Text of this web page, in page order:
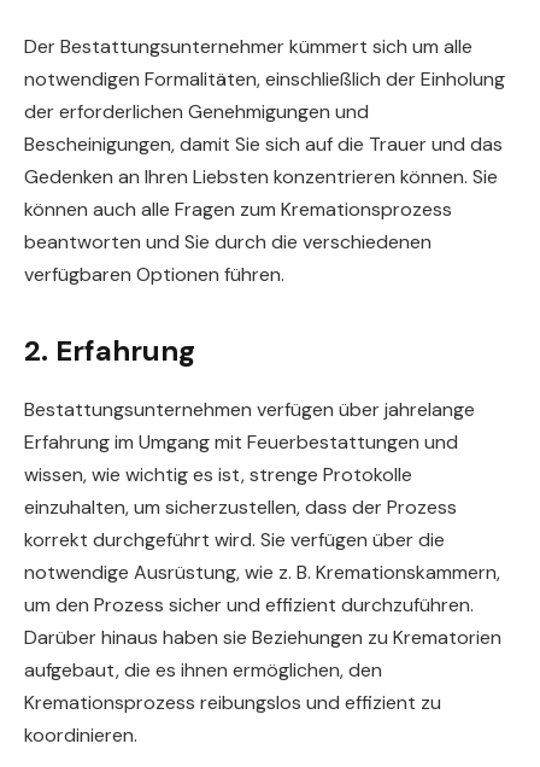
Der Bestattungsunternehmer kümmert sich um alle
notwendigen Formalitäten, einschließlich der Einholung
der erforderlichen Genehmigungen und
Bescheinigungen, damit Sie sich auf die Trauer und das
Gedenken an Ihren Liebsten konzentrieren können. Sie
können auch alle Fragen zum Kremationsprozess
beantworten und Sie durch die verschiedenen
verfügbaren Optionen führen.
2. Erfahrung
Bestattungsunternehmen verfügen über jahrelange
Erfahrung im Umgang mit Feuerbestattungen und
wissen, wie wichtig es ist, strenge Protokolle
einzuhalten, um sicherzustellen, dass der Prozess
korrekt durchgeführt wird. Sie verfügen über die
notwendige Ausrüstung, wie z. B. Kremationskammern,
um den Prozess sicher und effizient durchzuführen.
Darüber hinaus haben sie Beziehungen zu Krematorien
aufgebaut, die es ihnen ermöglichen, den
Kremationsprozess reibungslos und effizient zu
koordinieren.